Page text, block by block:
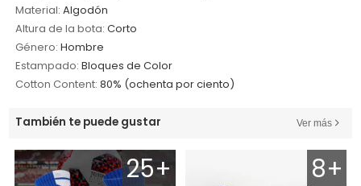
Material: Algodón
Altura de la bota: Corto
Género: Hombre
Estampado: Bloques de Color
Cotton Content: 80% (ochenta por ciento)
También te puede gustar Ver más
25+ 8+